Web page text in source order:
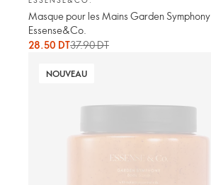
Masque pour les Mains Garden Symphony
Essense&Co.
28.50 DT37.90 DT
NOUVEAU